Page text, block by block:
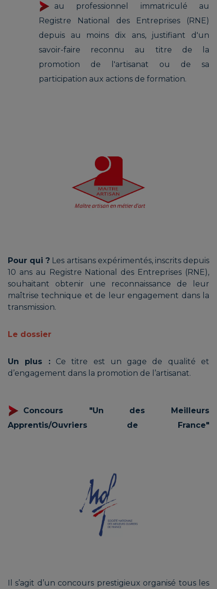
au professionnel immatriculé au
Registre National des Entreprises (RNE)
depuis au moins dix ans, justifiant d'un
savoir-faire reconnu au titre de la
promotion de l'artisanat ou de sa
participation aux actions de formation.
Pour qui ? Les artisans expérimentés, inscrits depuis
10 ans au Registre National des Entreprises (RNE),
souhaitant obtenir une reconnaissance de leur
maîtrise technique et de leur engagement dans la
transmission.
Le dossier
Un plus :Ce titre est un gage de qualité et
d’engagement dans la promotion de l’artisanat.
Concours "Un des Meilleurs
Apprentis/Ouvriers de France"
Il s’agit d’un concours prestigieux organisé tous les